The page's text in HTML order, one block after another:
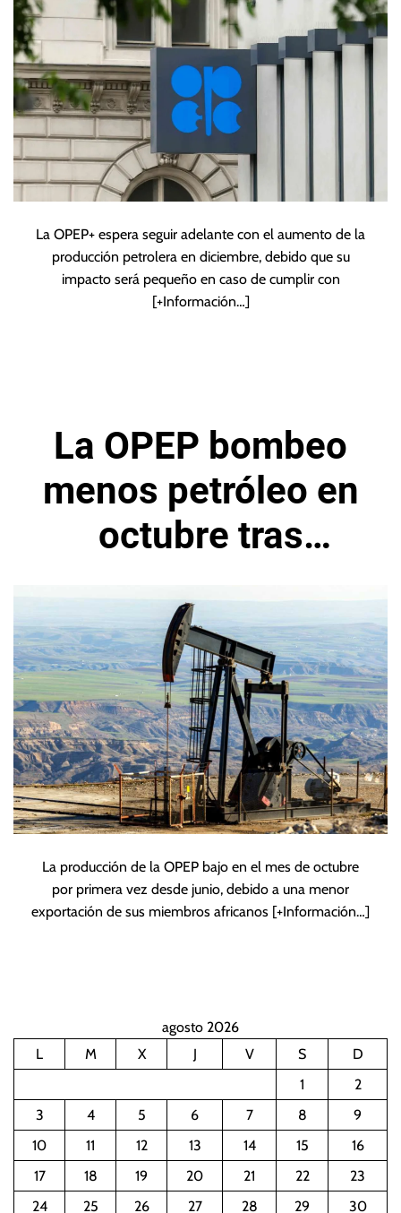
La OPEP+ espera seguir adelante con el aumento de la
producción petrolera en diciembre, debido que su
impacto será pequeño en caso de cumplir con
[+Información…]
La OPEP bombeo
menos petróleo en
octubre tras
reducción
La producción de la OPEP bajo en el mes de octubre
por primera vez desde junio, debido a una menor
exportación de sus miembros africanos [+Información…]
agosto 2026
L
M X J V S
D
1
2
3
4 5 6 7 8
9
10
11 12 13 14 15
16
17
18 19 20 21 22
23
24
25 26 27 28 29 30